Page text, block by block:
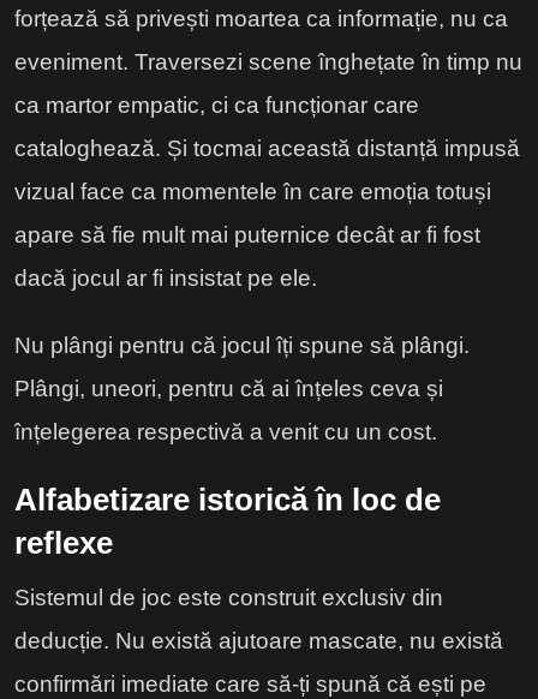
forțează să privești moartea ca informație, nu ca
eveniment. Traversezi scene înghețate în timp nu
ca martor empatic, ci ca funcționar care
cataloghează. Și tocmai această distanță impusă
vizual face ca momentele în care emoția totuși
apare să fie mult mai puternice decât ar fi fost
dacă jocul ar fi insistat pe ele.
Nu plângi pentru că jocul îți spune să plângi.
Plângi, uneori, pentru că ai înțeles ceva și
înțelegerea respectivă a venit cu un cost.
Alfabetizare istorică în loc de
reflexe
Sistemul de joc este construit exclusiv din
deducție. Nu există ajutoare mascate, nu există
confirmări imediate care să-ți spună că ești pe